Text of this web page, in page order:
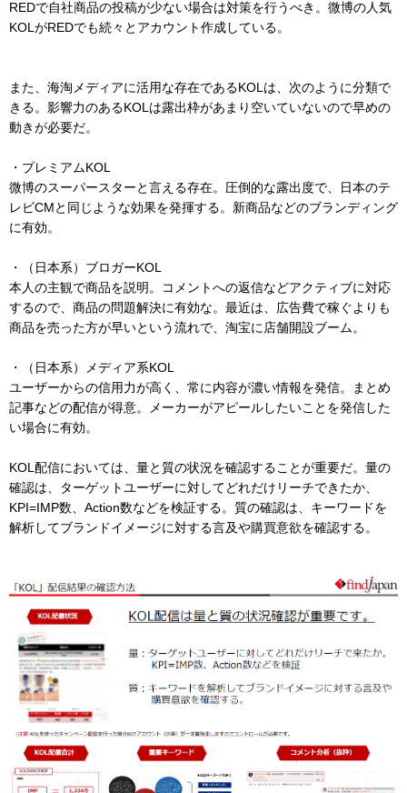
REDで自社商品の投稿が少ない場合は対策を行うべき。微博の人気
KOLがREDでも続々とアカウント作成している。
また、海淘メディアに活用な存在であるKOLは、次のように分類で
きる。影響力のあるKOLは露出枠があまり空いていないので早めの
動きが必要だ。
・プレミアムKOL
微博のスーパースターと言える存在。圧倒的な露出度で、日本のテ
レビCMと同じような効果を発揮する。新商品などのブランディング
に有効。
・（日本系）ブロガーKOL
本人の主観で商品を説明。コメントへの返信などアクティブに対応
するので、商品の問題解決に有効な。最近は、広告費で稼ぐよりも
商品を売った方が早いという流れで、淘宝に店舗開設ブーム。
・（日本系）メディア系KOL
ユーザーからの信用力が高く、常に内容が濃い情報を発信。まとめ
記事などの配信が得意。メーカーがアピールしたいことを発信した
い場合に有効。
KOL配信においては、量と質の状況を確認することが重要だ。量の
確認は、ターゲットユーザーに対してどれだけリーチできたか、
KPI=IMP数、Action数などを検証する。質の確認は、キーワードを
解析してブランドイメージに対する言及や購買意欲を確認する。